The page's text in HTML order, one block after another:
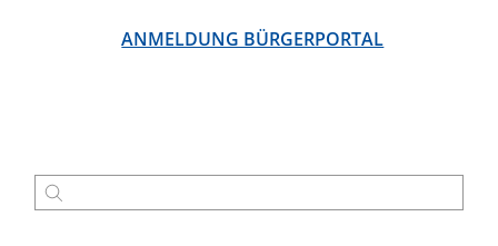
ANMELDUNG BÜRGERPORTAL